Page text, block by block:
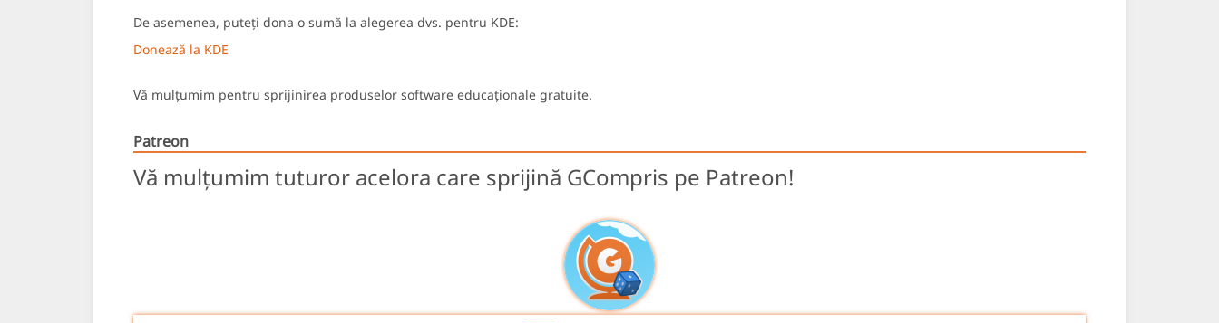
De asemenea, puteți dona o sumă la alegerea dvs. pentru KDE:
Donează la KDE
Vă mulțumim pentru sprijinirea produselor software educaționale gratuite.
Patreon
Vă mulțumim tuturor acelora care sprijină GCompris pe Patreon!